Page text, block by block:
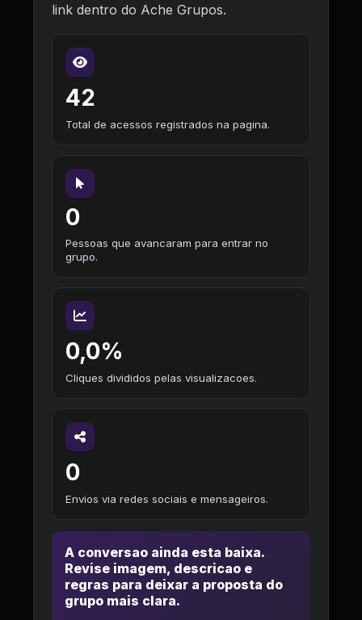
link dentro do Ache Grupos.
42
Total de acessos registrados na pagina.
0
Pessoas que avancaram para entrar no
grupo.
0,0%
Cliques divididos pelas visualizacoes.
0
Envios via redes sociais e mensageiros.
A conversao ainda esta baixa.
Revise imagem, descricao e
regras para deixar a proposta do
grupo mais clara.